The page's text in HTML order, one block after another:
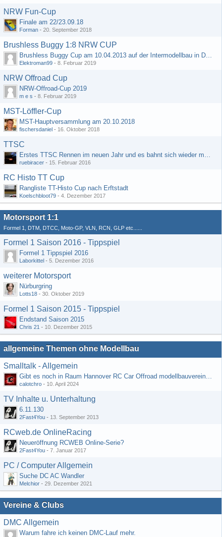
NRW Fun-Cup
Finale am 22/23.09.18
Forman - 20. September 2018
Brushless Buggy 1:8 NRW CUP
Brushless Buggy Cup am 10.04.2013 auf der Intermodellbau in Dortmund
Elektroman99 - 8. Februar 2019
NRW Offroad Cup
NRW-Offroad-Cup 2019
m e s - 8. Februar 2019
MST-Löffler-Cup
MST-Hauptversammlung am 20.10.2018
fischersdaniel - 16. Oktober 2018
TTSC
Erstes TTSC Rennen im neuen Jahr und es bahnt sich wieder mal eine Rekordteilnehmerzahl an
ruebiracer - 15. Februar 2016
RC Histo TT Cup
Rangliste TT-Histo Cup nach Erftstadt
Koelschbloot79 - 4. Dezember 2017
Motorsport 1:1
Formel 1, DTM, DTCC, Moto-GP, VLN, RCN, GLP etc......
Formel 1 Saison 2016 - Tippspiel
Formel 1 Tippspiel 2016
Laborkittel - 5. Dezember 2016
weiterer Motorsport
Nürburgring
Lotts18 - 30. Oktober 2019
Formel 1 Saison 2015 - Tippspiel
Endstand Saison 2015
Chris 21 - 10. Dezember 2015
allgemeine Themen ohne Modellbau
Smalltalk - Allgemein
Gibt es noch in Raum Hannover RC Car Offroad modellbauvereine, habe selbst schon gegoogelt aber erfolglos
calotchro - 10. April 2024
TV Inhalte u. Unterhaltung
6.11.130
2Fast4You - 13. September 2013
RCweb.de OnlineRacing
Neueröffnung RCWEB Online-Serie?
2Fast4You - 7. Januar 2017
PC / Computer Allgemein
Suche DC AC Wandler
Melchior - 29. Dezember 2021
Vereine & Clubs
DMC Allgemein
Warum fahre ich keinen DMC-Lauf mehr.